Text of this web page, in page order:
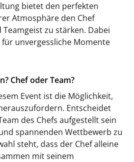
bietet den perfekten
Atmosphäre den Chef
zu stärken. Dabei
für unvergessliche Momente
Chef oder Team?
Event ist die Möglichkeit,
Entscheidet
des Chefs aufgestellt sein
spannenden Wettbewerb zu
steht, dass der Chef alleine
mit seinem